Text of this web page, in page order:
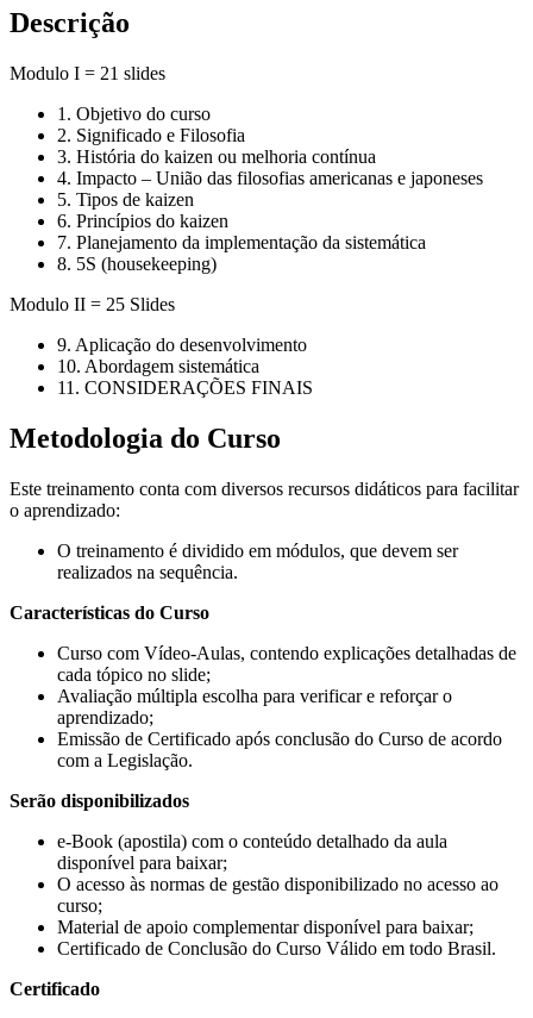
Descrição
Modulo I = 21 slides
1. Objetivo do curso
2. Significado e Filosofia
3. História do kaizen ou melhoria contínua
4. Impacto – União das filosofias americanas e japoneses
5. Tipos de kaizen
6. Princípios do kaizen
7. Planejamento da implementação da sistemática
8. 5S (housekeeping)
Modulo II = 25 Slides
9. Aplicação do desenvolvimento
10. Abordagem sistemática
11. CONSIDERAÇÕES FINAIS
Metodologia do Curso
Este treinamento conta com diversos recursos didáticos para facilitar
o aprendizado:
O treinamento é dividido em módulos, que devem ser
realizados na sequência.
Características do Curso
Curso com Vídeo-Aulas, contendo explicações detalhadas de
cada tópico no slide;
Avaliação múltipla escolha para verificar e reforçar o
aprendizado;
Emissão de Certificado após conclusão do Curso de acordo
com a Legislação.
Serão disponibilizados
e-Book (apostila) com o conteúdo detalhado da aula
disponível para baixar;
O acesso às normas de gestão disponibilizado no acesso ao
curso;
Material de apoio complementar disponível para baixar;
Certificado de Conclusão do Curso Válido em todo Brasil.
Certificado